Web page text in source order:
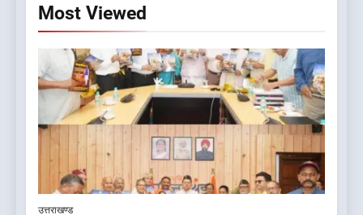
Most Viewed
उत्तराखण्ड
जनकल्याण, रोजगार, शिक्षा, श्रमिक